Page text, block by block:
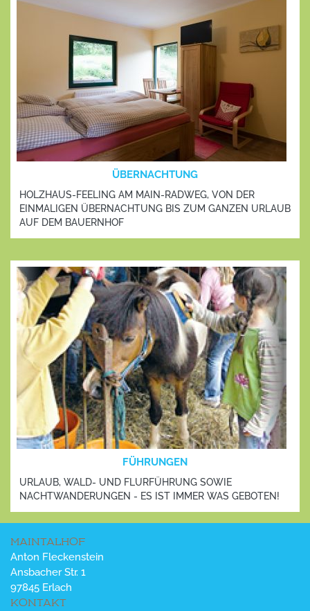
ÜBERNACHTUNG
HOLZHAUS-FEELING AM MAIN-RADWEG, VON DER
EINMALIGEN ÜBERNACHTUNG BIS ZUM GANZEN URLAUB
AUF DEM BAUERNHOF
FÜHRUNGEN
URLAUB, WALD- UND FLURFÜHRUNG SOWIE
NACHTWANDERUNGEN - ES IST IMMER WAS GEBOTEN!
MAINTALHOF
Anton Fleckenstein
Ansbacher Str. 1
97845 Erlach
KONTAKT